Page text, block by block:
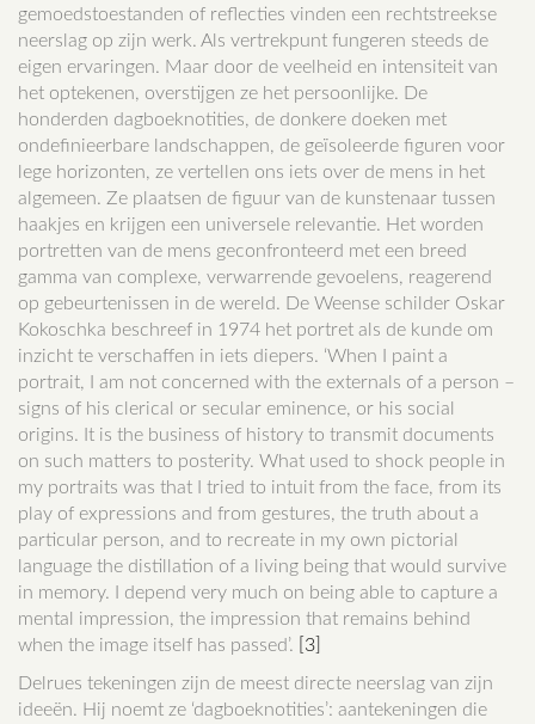
gemoedstoestanden of reflecties vinden een rechtstreekse
neerslag op zijn werk. Als vertrekpunt fungeren steeds de
eigen ervaringen. Maar door de veelheid en intensiteit van
het optekenen, overstijgen ze het persoonlijke. De
honderden dagboeknotities, de donkere doeken met
ondefinieerbare landschappen, de geïsoleerde figuren voor
lege horizonten, ze vertellen ons iets over de mens in het
algemeen. Ze plaatsen de figuur van de kunstenaar tussen
haakjes en krijgen een universele relevantie. Het worden
portretten van de mens geconfronteerd met een breed
gamma van complexe, verwarrende gevoelens, reagerend
op gebeurtenissen in de wereld. De Weense schilder Oskar
Kokoschka beschreef in 1974 het portret als de kunde om
inzicht te verschaffen in iets diepers. ‘When I paint a
portrait, I am not concerned with the externals of a person –
signs of his clerical or secular eminence, or his social
origins. It is the business of history to transmit documents
on such matters to posterity. What used to shock people in
my portraits was that I tried to intuit from the face, from its
play of expressions and from gestures, the truth about a
particular person, and to recreate in my own pictorial
language the distillation of a living being that would survive
in memory. I depend very much on being able to capture a
mental impression, the impression that remains behind
when the image itself has passed’.
[3]
Delrues tekeningen zijn de meest directe neerslag van zijn
ideeën. Hij noemt ze ‘dagboeknotities’: aantekeningen die